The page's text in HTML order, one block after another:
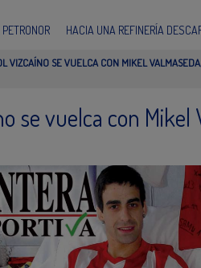
HACIA UNA REFINERÍA
VIZCAÍNO SE VUELCA CON MIKEL
se vuelca con Mikel